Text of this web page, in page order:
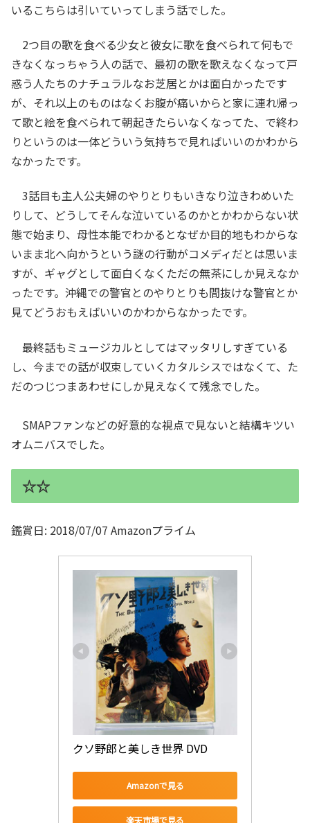
いるこちらは引いていってしまう話でした。
2つ目の歌を食べる少女と彼女に歌を食べられて何もで
きなくなっちゃう人の話で、最初の歌を歌えなくなって戸
惑う人たちのナチュラルなお芝居とかは面白かったです
が、それ以上のものはなくお腹が痛いからと家に連れ帰っ
て歌と絵を食べられて朝起きたらいなくなってた、で終わ
りというのは一体どういう気持ちで見ればいいのかわから
なかったです。
3話目も主人公夫婦のやりとりもいきなり泣きわめいた
りして、どうしてそんな泣いているのかとかわからない状
態で始まり、母性本能でわかるとなぜか目的地もわからな
いまま北へ向かうという謎の行動がコメディだとは思いま
すが、ギャグとして面白くなくただの無茶にしか見えなか
ったです。沖縄での警官とのやりとりも間抜けな警官とか
見てどうおもえばいいのかわからなかったです。
最終話もミュージカルとしてはマッタリしすぎている
し、今までの話が収束していくカタルシスではなくて、た
だのつじつまあわせにしか見えなくて残念でした。
SMAPファンなどの好意的な視点で見ないと結構キツい
オムニバスでした。
☆☆
鑑賞日: 2018/07/07 Amazonプライム
クソ野郎と美しき世界 DVD
Amazonで見る
楽天市場で見る